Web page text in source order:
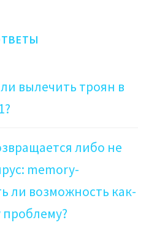
вылечить троян в
либо не
memory-
ли возможность как-
проблему?